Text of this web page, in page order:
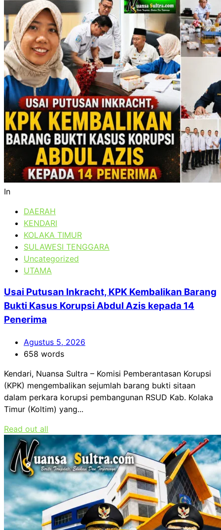
In
DAERAH
KENDARI
KOLAKA TIMUR
SULAWESI TENGGARA
Uncategorized
UTAMA
Usai Putusan Inkracht, KPK Kembalikan Barang
Bukti Kasus Korupsi Abdul Azis kepada 14
Penerima
Agustus 5, 2026
658 words
Kendari, Nuansa Sultra – Komisi Pemberantasan Korupsi
(KPK) mengembalikan sejumlah barang bukti sitaan
dalam perkara korupsi pembangunan RSUD Kab. Kolaka
Timur (Koltim) yang...
Read out all